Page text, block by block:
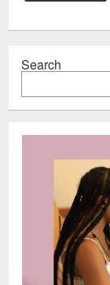
Search